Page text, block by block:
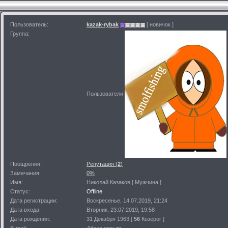
Пользователь: kazak-rybak
[ новичок ]
Группа:
Пользователи
Поощрения: Репутация (2)
Замечания:
0%
Имя:
Николай Казаков [ Мужчина ]
Статус:
Offline
Дата регистрации:
Воскресенье, 14.07.2019, 21:24
Дата входа:
Вторник, 23.07.2019, 19:58
Дата рождения:
31 Декабря 1963 [ 56 Козерог ]